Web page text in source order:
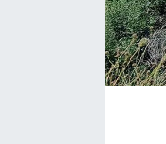
Kültür ve Sanat
Sivil Toplum